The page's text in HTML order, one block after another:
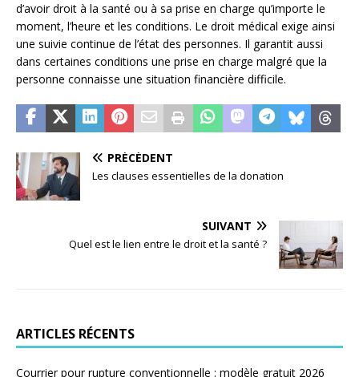
d’avoir droit à la santé ou à sa prise en charge qu’importe le
moment, l’heure et les conditions. Le droit médical exige ainsi
une suivie continue de l’état des personnes. Il garantit aussi
dans certaines conditions une prise en charge malgré que la
personne connaisse une situation financière difficile.
PRÉCÉDENT
Les clauses essentielles de la donation
SUIVANT
Quel est le lien entre le droit et la santé ?
ARTICLES RÉCENTS
Courrier pour rupture conventionnelle : modèle gratuit 2026